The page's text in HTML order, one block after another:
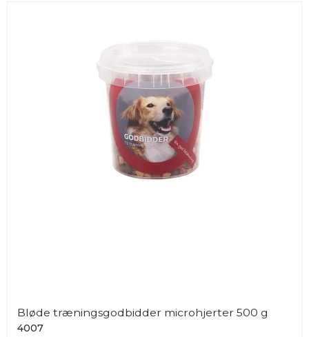
Bløde træningsgodbidder microhjerter 500 g
4007